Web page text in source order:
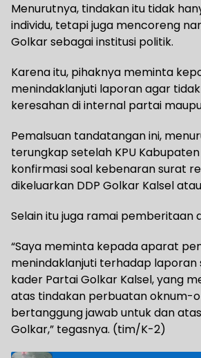
Menurutnya, tindakan itu tidak
individu, tetapi juga mencoreng
Golkar sebagai institusi politik.
Karena itu, pihaknya meminta
menindaklanjuti laporan agar
keresahan di internal partai
Pemalsuan tandatangan ini,
terungkap setelah KPU
konfirmasi soal kebenaran surat
dikeluarkan DDP Golkar Kalsel
Selain itu juga ramai pemberitaan
“Saya meminta kepada aparat
menindaklanjuti terhadap laporan
kader Partai Golkar Kalsel, yang
atas tindakan perbuatan oknum-
bertanggung jawab untuk dan
Golkar,” tegasnya. (tim/K-2)